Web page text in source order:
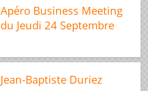
Apéro Business Meeting
du Jeudi 24 Septembre
Jean-Baptiste Duriez